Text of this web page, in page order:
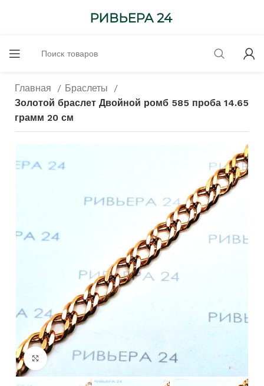
Главная
Браслеты
Золотой браслет Двойной ромб 585 проба 14.65
грамм 20 см
Нажмите, чтобы увеличить